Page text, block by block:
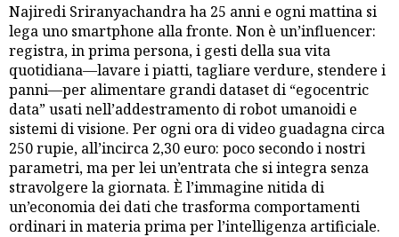
Najiredi Sriranyachandra ha 25 anni e ogni mattina si
lega uno smartphone alla fronte. Non è un’influencer:
registra, in prima persona, i gesti della sua vita
quotidiana—lavare i piatti, tagliare verdure, stendere i
panni—per alimentare grandi dataset di “egocentric
data” usati nell’addestramento di robot umanoidi e
sistemi di visione. Per ogni ora di video guadagna circa
250 rupie, all’incirca 2,30 euro: poco secondo i nostri
parametri, ma per lei un’entrata che si integra senza
stravolgere la giornata. È l’immagine nitida di
un’economia dei dati che trasforma comportamenti
ordinari in materia prima per l’intelligenza artificiale.